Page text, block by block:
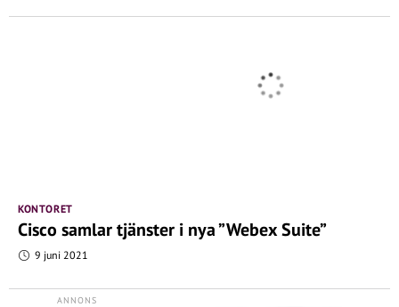
KONTORET
Cisco samlar tjänster i nya ”Webex Suite”
9 juni 2021